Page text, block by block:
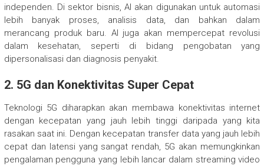
independen. Di sektor bisnis, AI akan digunakan untuk automasi
lebih banyak proses, analisis data, dan bahkan dalam
merancang produk baru. AI juga akan mempercepat revolusi
dalam kesehatan, seperti di bidang pengobatan yang
dipersonalisasi dan diagnosis penyakit.
2. 5G dan Konektivitas Super Cepat
Teknologi 5G diharapkan akan membawa konektivitas internet
dengan kecepatan yang jauh lebih tinggi daripada yang kita
rasakan saat ini. Dengan kecepatan transfer data yang jauh lebih
cepat dan latensi yang sangat rendah, 5G akan memungkinkan
pengalaman pengguna yang lebih lancar dalam streaming video